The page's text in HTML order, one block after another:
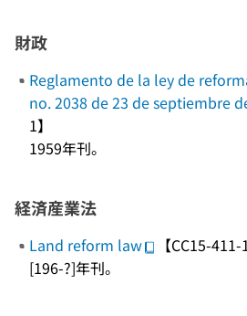
財政
Reglamento de la ley de
no. 2038 de 23 de septiembre
1】
1959年刊。
経済産業法
Land reform law
【CC15-411-1
[196-?]年刊。